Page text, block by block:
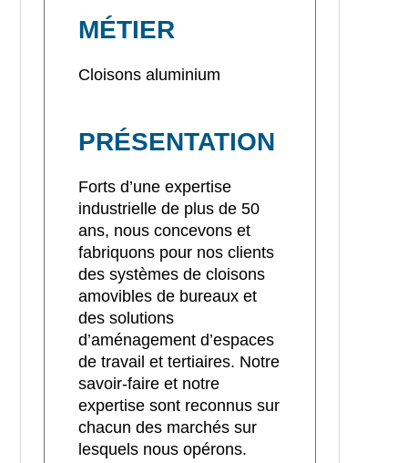
MÉTIER
Cloisons aluminium
PRÉSENTATION
Forts d’une expertise
industrielle de plus de 50
ans, nous concevons et
fabriquons pour nos clients
des systèmes de cloisons
amovibles de bureaux et
des solutions
d’aménagement d’espaces
de travail et tertiaires. Notre
savoir-faire et notre
expertise sont reconnus sur
chacun des marchés sur
lesquels nous opérons.